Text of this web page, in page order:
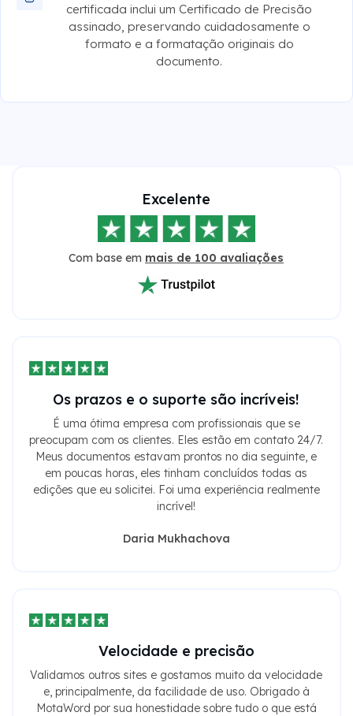
certificada inclui um Certificado de Precisão
assinado, preservando cuidadosamente o
formato e a formatação originais do
documento.
Excelente
Com base em mais de 100 avaliações
Os prazos e o suporte são incríveis!
É uma ótima empresa com profissionais que se
preocupam com os clientes. Eles estão em contato 24/7.
Meus documentos estavam prontos no dia seguinte, e
em poucas horas, eles tinham concluídos todas as
edições que eu solicitei. Foi uma experiência realmente
incrível!
Daria Mukhachova
Velocidade e precisão
Validamos outros sites e gostamos muito da velocidade
e, principalmente, da facilidade de uso. Obrigado à
MotaWord por sua honestidade sobre tudo o que está